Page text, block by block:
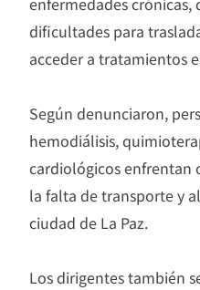
dificultades para
acceder a tratamientos
Según denunciaron,
hemodiálisis,
cardiológicos enfrentan
la falta de transporte y
ciudad de La Paz.
Los dirigentes también